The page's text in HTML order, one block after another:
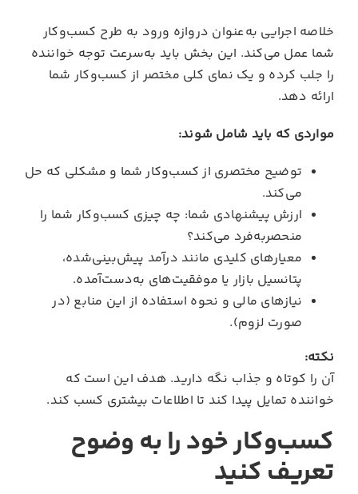
خلاصه اجرایی به‌عنوان دروازه ورود به طرح کسب‌وکار
شما عمل می‌کند. این بخش باید به‌سرعت توجه خواننده
را جلب کرده و یک نمای کلی مختصر از کسب‌وکار شما
ارائه دهد.
مواردی که باید شامل شوند:
توضیح مختصری از کسب‌وکار شما و مشکلی که حل
می‌کند.
ارزش پیشنهادی شما: چه چیزی کسب‌وکار شما را
منحصربه‌فرد می‌کند؟
معیارهای کلیدی مانند درآمد پیش‌بینی‌شده،
پتانسیل بازار یا موفقیت‌های به‌دست‌آمده.
نیازهای مالی و نحوه استفاده از این منابع (در
صورت لزوم).
نکته:
آن را کوتاه و جذاب نگه دارید. هدف این است که
خواننده تمایل پیدا کند تا اطلاعات بیشتری کسب کند.
کسب‌وکار خود را به‌ وضوح
تعریف کنید